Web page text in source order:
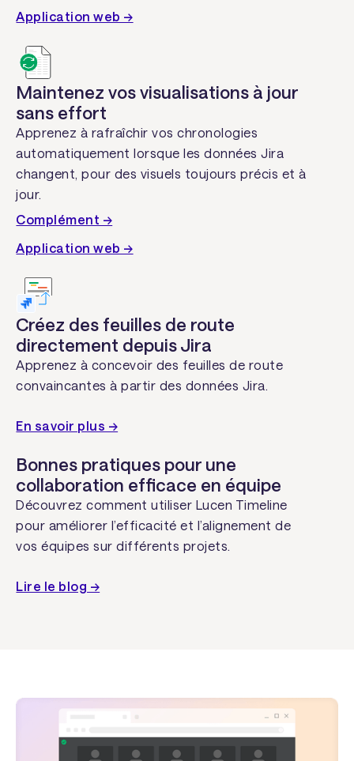
Application web →
Maintenez vos visualisations à jour
sans effort
Apprenez à rafraîchir vos chronologies
automatiquement lorsque les données Jira
changent, pour des visuels toujours précis et à
jour.
Complément →
Application web →
Créez des feuilles de route
directement depuis Jira
Apprenez à concevoir des feuilles de route
convaincantes à partir des données Jira.
En savoir plus →
Bonnes pratiques pour une
collaboration efficace en équipe
Découvrez comment utiliser Lucen Timeline
pour améliorer l’efficacité et l’alignement de
vos équipes sur différents projets.
Lire le blog →